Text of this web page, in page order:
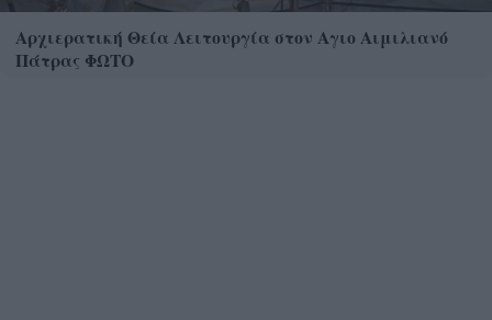
Αρχιερατική Θεία Λειτουργία στον Αγιο Αιμιλιανό
Πάτρας ΦΩΤΟ